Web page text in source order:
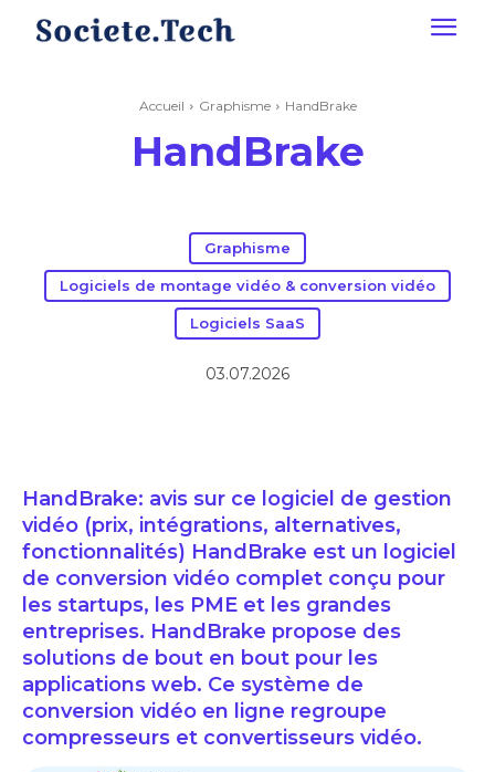
Accueil Graphisme HandBrake
HandBrake
Graphisme
Logiciels de montage vidéo & conversion vidéo
Logiciels SaaS
03.07.2026
HandBrake: avis sur ce logiciel de gestion
vidéo (prix, intégrations, alternatives,
fonctionnalités) HandBrake est un logiciel
de conversion vidéo complet conçu pour
les startups, les PME et les grandes
entreprises. HandBrake propose des
solutions de bout en bout pour les
applications web. Ce système de
conversion vidéo en ligne regroupe
compresseurs et convertisseurs vidéo.